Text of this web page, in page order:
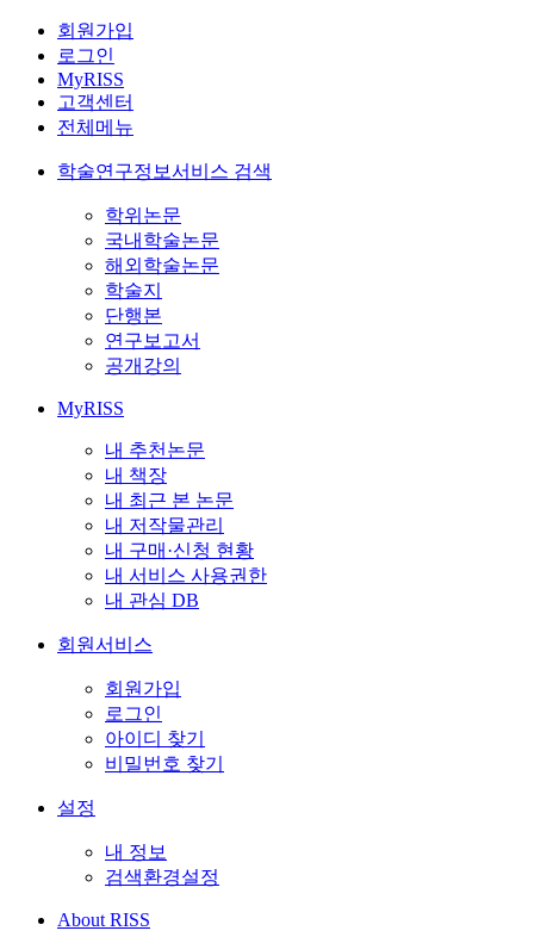
회원가입
로그인
MyRISS
고객센터
전체메뉴
학술연구정보서비스 검색
학위논문
국내학술논문
해외학술논문
학술지
단행본
연구보고서
공개강의
MyRISS
내 추천논문
내 책장
내 최근 본 논문
내 저작물관리
내 구매·신청 현황
내 서비스 사용권한
내 관심 DB
회원서비스
회원가입
로그인
아이디 찾기
비밀번호 찾기
설정
내 정보
검색환경설정
About RISS